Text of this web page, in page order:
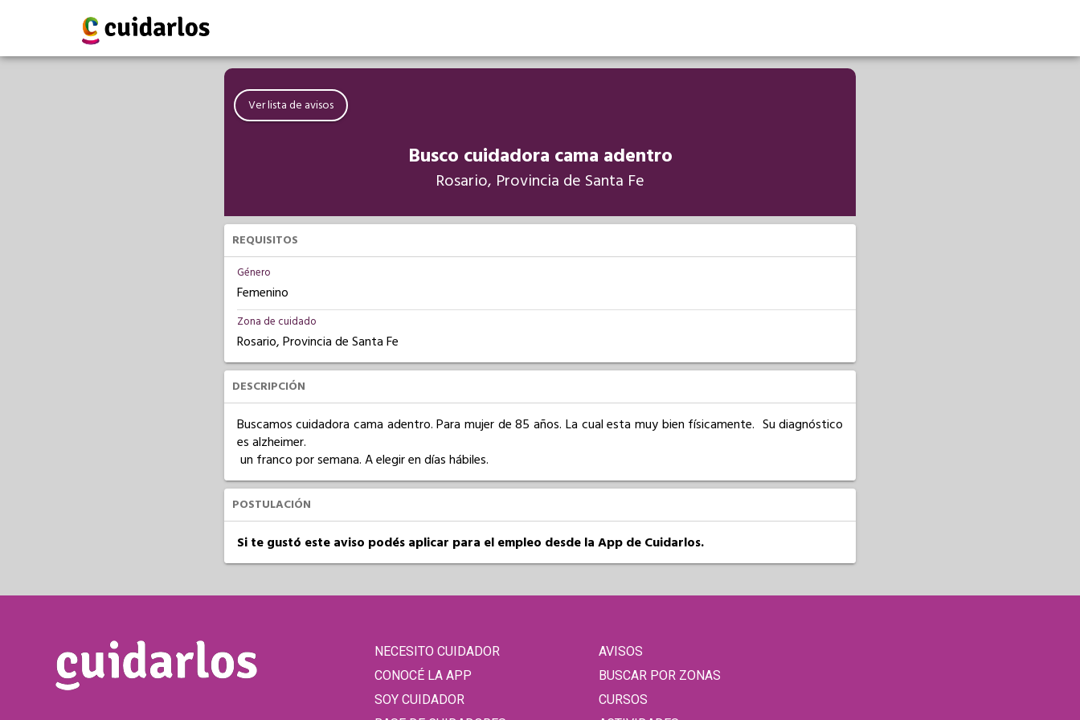
Ver lista de avisos
Busco cuidadora cama adentro
Rosario, Provincia de Santa Fe
REQUISITOS
Género
Femenino
Zona de cuidado
Rosario, Provincia de Santa Fe
DESCRIPCIÓN
Buscamos cuidadora cama adentro. Para mujer de 85 años. La cual esta muy bien físicamente.  Su diagnóstico
es alzheimer.
un franco por semana. A elegir en días hábiles.
POSTULACIÓN
Si te gustó este aviso podés aplicar para el empleo desde la App de Cuidarlos.
NECESITO CUIDADOR
CONOCÉ LA APP
SOY CUIDADOR
AVISOS
BUSCAR POR ZONAS
CURSOS